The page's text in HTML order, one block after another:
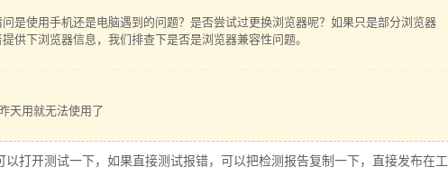
是使用手机还是电脑遇到的问题？是否尝试过更换浏览器呢？如果只是部分浏览器
供下浏览器信息，我们排查下是否是浏览器兼容性问题。
天用就无法使用了
打开测试一下，如果直接测试报错，可以把检测报告复制一下，直接发布在工